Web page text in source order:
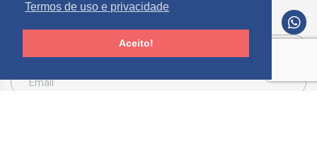
Termos de uso e privacidade
Aceito!
SUBCREVER NEWSLETTER